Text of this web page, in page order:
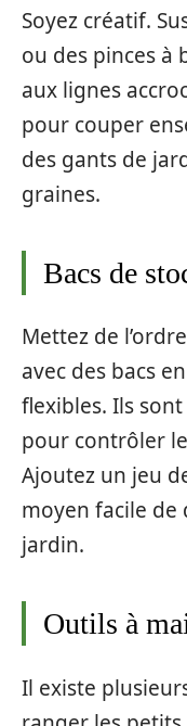
Soyez créatif.
ou des pinces à
aux lignes
pour couper
des gants de
graines.
Bacs de
Mettez de
avec des bacs
flexibles. Ils
pour contrôler
Ajoutez un jeu
moyen facile de
jardin.
Outils à
Il existe